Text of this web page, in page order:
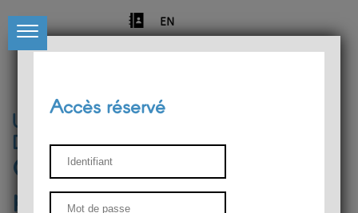
EN
Université de Liège
Département de philosophie
Centre de recherches
phénoménologiques
Accès réservé